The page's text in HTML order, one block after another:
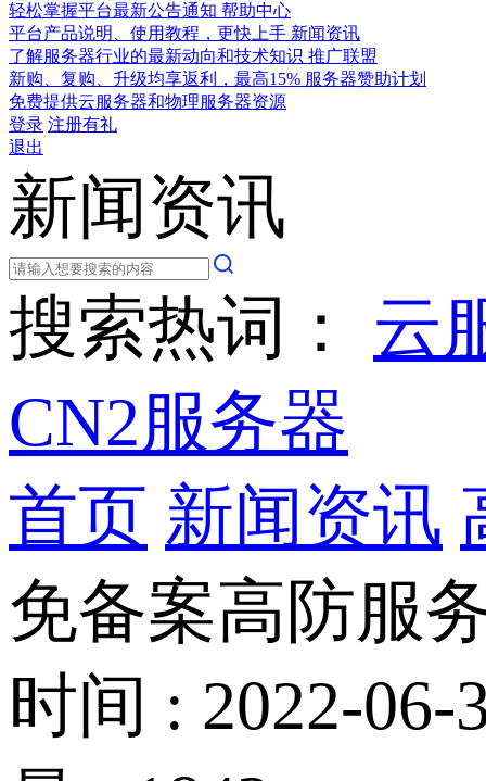
轻松掌握平台最新公告通知 帮助中心
平台产品说明、使用教程，更快上手 新闻资讯
了解服务器行业的最新动向和技术知识 推广联盟
新购、复购、升级均享返利，最高15% 服务器赞助计划
免费提供云服务器和物理服务器资源
登录 注册有礼
退出
新闻资讯
搜索热词： 云
CN2服务器
首页 新闻资讯
免备案高防服
时间 : 2022-06-